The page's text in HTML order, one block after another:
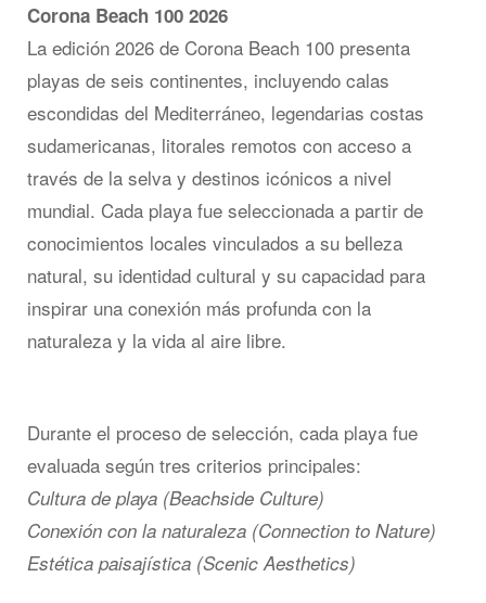
Corona Beach 100 2026
La edición 2026 de Corona Beach 100 presenta
playas de seis continentes, incluyendo calas
escondidas del Mediterráneo, legendarias costas
sudamericanas, litorales remotos con acceso a
través de la selva y destinos icónicos a nivel
mundial. Cada playa fue seleccionada a partir de
conocimientos locales vinculados a su belleza
natural, su identidad cultural y su capacidad para
inspirar una conexión más profunda con la
naturaleza y la vida al aire libre.
Durante el proceso de selección, cada playa fue
evaluada según tres criterios principales:
Cultura de playa (Beachside Culture)
Conexión con la naturaleza (Connection to Nature)
Estética paisajística (Scenic Aesthetics)